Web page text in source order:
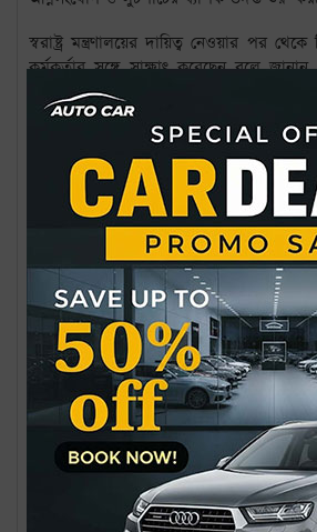
স্বরাষ্ট্র মন্ত্রণালয়ের দায়িত্ব নেওয়ার পর
কর্মকর্তার সঙ্গে সাক্ষাৎ করেছেন বলে জানান
‘তাদের শান্ত করতে আমার টানা পাঁচ
তাদের কাছে জানতে চেয়েছিলাম
কার নির্দেশে হত্যা করেছে ?
ভেঙে পড়েন। তারা আমার পা ছুঁয়ে,আমাকে
ভঙ্গিতে ক্ষমা চেয়েছেন’।
এরই মধ্যে এম সাখাওয়াত হোসেনের অধীনে
বাহিনীর ইউনিফর্ম এবং প্রতীক পরিবর্তন
বলেন
এই প্রস্তাবের জন্য মন্ত্রিসভার
করি আগামী কয়েকদিনের মধ্যে তা চলে আসবে।
প্রশাসন ঠিক করবে পুলিশ বাহিনীকে কীভাবে
উপদেষ্টার মতে , ‘কাজটি কঠিন হবে।
হয়েছে। এই কর্মকর্তারা মাদক ব্যবসায় লিপ্ত
চালিয়ে বিপুল অর্থ উপার্জন করত। তদন্ত
দেওয়া হবে।’
ইউনূসের নেতৃত্বাধীন সরকার ‘অদৃশ্য
পরিবেষ্টিত’- এ কথা উল্লেখ করে স্বরাষ্ট্র
টুকরে টুকরে গ্যাং নই। ভারতীয়